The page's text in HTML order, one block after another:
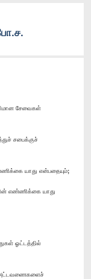
சேவைகள்
சபைக்குச்
யாது என்பதையும்;
எண்ணிக்கை யாது
ஓட்டத்தில்
அட்டவணைகளைச்